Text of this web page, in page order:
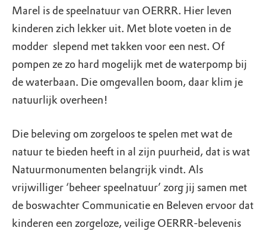
Marel is de speelnatuur van OERRR. Hier leven
kinderen zich lekker uit. Met blote voeten in de
modder slepend met takken voor een nest. Of
pompen ze zo hard mogelijk met de waterpomp bij
de waterbaan. Die omgevallen boom, daar klim je
natuurlijk overheen!
Die beleving om zorgeloos te spelen met wat de
natuur te bieden heeft in al zijn puurheid, dat is wat
Natuurmonumenten belangrijk vindt. Als
vrijwilliger ‘beheer speelnatuur’ zorg jij samen met
de boswachter Communicatie en Beleven ervoor dat
kinderen een zorgeloze, veilige OERRR-belevenis